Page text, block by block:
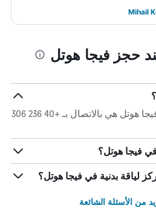
حجز فيجا هوتل
أفضل طريقة للتواصل مع فيجا هوتل هي بالاتصال بـ +40 236 306
فيجا هوتل؟
لياقة بدنية في فيجا هوتل؟
من الأسئلة الشائعة